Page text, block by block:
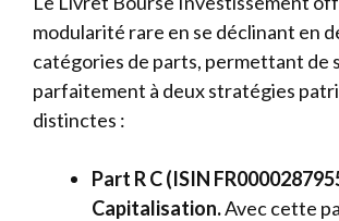
modularité rare en se déclinant en
catégories de parts, permettant de
parfaitement à deux stratégies
distinctes :
Part R C (ISIN
Capitalisation.Avec cette